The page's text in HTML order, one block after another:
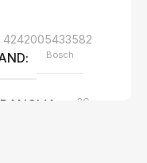
4242005433582
Bosch
2G